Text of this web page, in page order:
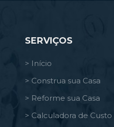
SERVIÇOS
> Início
> Construa sua Casa
> Reforme sua Casa
> Calculadora de Custo